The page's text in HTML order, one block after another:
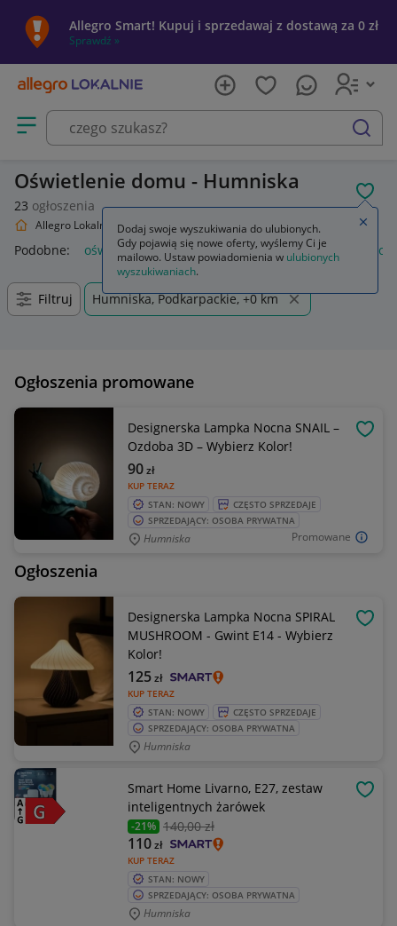
Allegro Smart! Kupuj i sprzedawaj z dostawą za 0 zł
Sprawdź »
Otwórz menu z kategoriami
szukaj
Oświetlenie domu - Humniska
23 ogłoszenia
Allegro Lokalnie Dom i Ogród Oświetlenie
Podobne: oświetlenie oświetlenie szynowe oświetlenie
Filtruj Humniska, Podkarpackie, +0 km
Ogłoszenia promowane
Promowane
Designerska Lampka Nocna SNAIL –
Ozdoba 3D – Wybierz Kolor!
KUP TERAZ
90zł
STAN: NOWY
CZĘSTO SPRZEDAJE
SPRZEDAJĄCY: OSOBA PRYWATNA
Humniska
Ogłoszenia
Designerska Lampka Nocna SPIRAL
MUSHROOM - Gwint E14 - Wybierz
Kolor!
KUP TERAZ
125zł
STAN: NOWY
CZĘSTO SPRZEDAJE
SPRZEDAJĄCY: OSOBA PRYWATNA
Humniska
Smart Home Livarno, E27, zestaw
inteligentnych żarówek
-21% 140,00 zł
KUP TERAZ
110zł
STAN: NOWY
SPRZEDAJĄCY: OSOBA PRYWATNA
Humniska
Dodaj swoje wyszukiwania do ulubionych.
Gdy pojawią się nowe oferty, wyślemy Ci je
mailowo. Ustaw powiadomienia w ulubionych
wyszukiwaniach.